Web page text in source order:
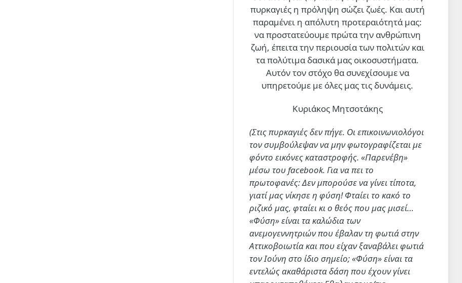
ΣΑΝ ΣΗΜΕΡΑ
Σαν σήμερα 6 Αυγούστου
6 Αυγ 2026, 00:01
ΔΙΕΘΝΗ
Οι δυνάμεις της Υεμένης
Ναζράν στη Σαουδική Αραβία
και ένα τάνκερ
πυρκαγιές η πρόληψη σώζει ζωές. Και αυτή
παραμένει η απόλυτη προτεραιότητά μας:
να προστατεύουμε πρώτα την ανθρώπινη
ζωή, έπειτα την περιουσία των πολιτών και
τα πολύτιμα δασικά μας οικοσυστήματα.
Αυτόν τον στόχο θα συνεχίσουμε να
υπηρετούμε με όλες μας τις δυνάμεις.
Κυριάκος Μητσοτάκης
(Στις πυρκαγιές δεν πήγε. Οι επικοινωνιολόγοι
τον συμβούλεψαν να μην φωτογραφίζεται με
φόντο εικόνες καταστροφής. «Παρενέβη»
μέσω του facebook. Για να πει το
πρωτοφανές: Δεν μπορούσε να γίνει τίποτα,
γιατί μας νίκησε η φύση! Φταίει το κακό το
ριζικό μας, φταίει κι ο θεός που μας μισεί…
«Φύση» είναι τα καλώδια των
ανεμογεννητριών που έβαλαν τη φωτιά στην
Αττικοβοιωτία και που είχαν ξαναβάλει φωτιά
τον Ιούνη στο ίδιο σημείο; «Φύση» είναι τα
εντελώς ακαθάριστα δάση που έχουν γίνει